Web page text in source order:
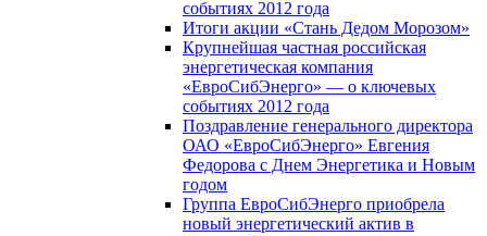
событиях 2012 года
Итоги акции «Стань Дедом Морозом»
Крупнейшая частная российская
энергетическая компания
«ЕвроСибЭнерго» — о ключевых
событиях 2012 года
Поздравление генерального директора
ОАО «ЕвроСибЭнерго» Евгения
Федорова с Днем Энергетика и Новым
годом
Группа ЕвроСибЭнерго приобрела
новый энергетический актив в